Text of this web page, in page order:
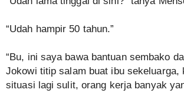
“Udah hampir 50 tahun.”
“Bu, ini saya bawa bantuan sembako
Jokowi titip salam buat ibu sekeluarga,
situasi lagi sulit, orang kerja banyak